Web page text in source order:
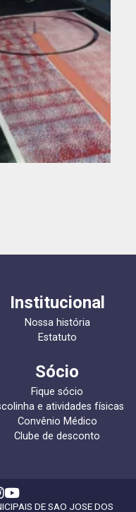
Institucional
Nossa história
Estatuto
Sócio
Fique sócio
e atividades físicas
Convênio Médico
Clube de desconto
DE SAO JOSE DOS